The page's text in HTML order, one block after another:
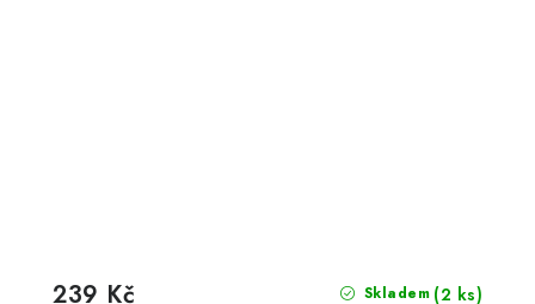
Skladem (2 ks)
239 Kč